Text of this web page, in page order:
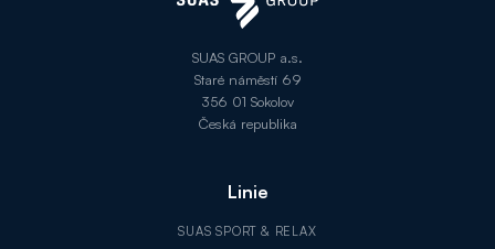
SUAS GROUP a.s.
Staré náměstí 69
356 01 Sokolov
Česká republika
Linie
SUAS SPORT & RELAX